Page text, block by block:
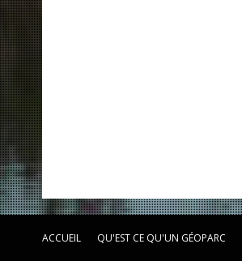
ACCUEIL QU'EST CE QU'UN GÉOPARC